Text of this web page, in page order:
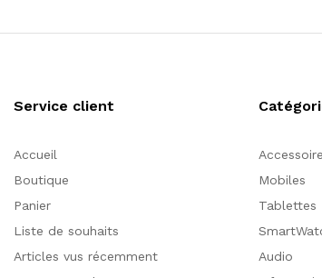
Service client
Accueil
Boutique
Panier
Liste de souhaits
Articles vus récemment
Mobiles
Tablettes
Audio